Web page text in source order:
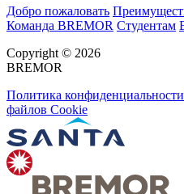
Добро пожаловать
Команда BREMOR Студентам
Copyright © 2026
BREMOR
Политика конфиденциальности
файлов Cookie